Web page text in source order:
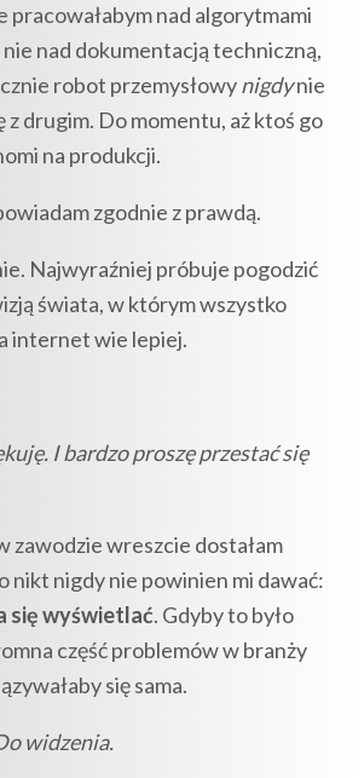
pracowałabym nad algorytmami
nad dokumentacją techniczną,
robot przemysłowynigdynie
z drugim. Do momentu, aż ktoś go
na produkcji.
zgodnie z prawdą.
Najwyraźniej próbuje pogodzić
świata, w którym wszystko
internet wie lepiej.
I bardzo proszę przestać się
zawodzie wreszcie dostałam
nikt nigdy nie powinien mi dawać:
się wyświetlać. Gdyby to było
część problemów w branży
się sama.
widzenia.